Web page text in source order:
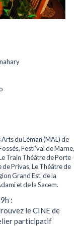
du Léman (MAL) de
Festi’val de Marne,
Train Théâtre de Porte
de Privas, Le Théâtre de
Grand Est, de la
et de la Sacem.
:
le CINE de
participatif